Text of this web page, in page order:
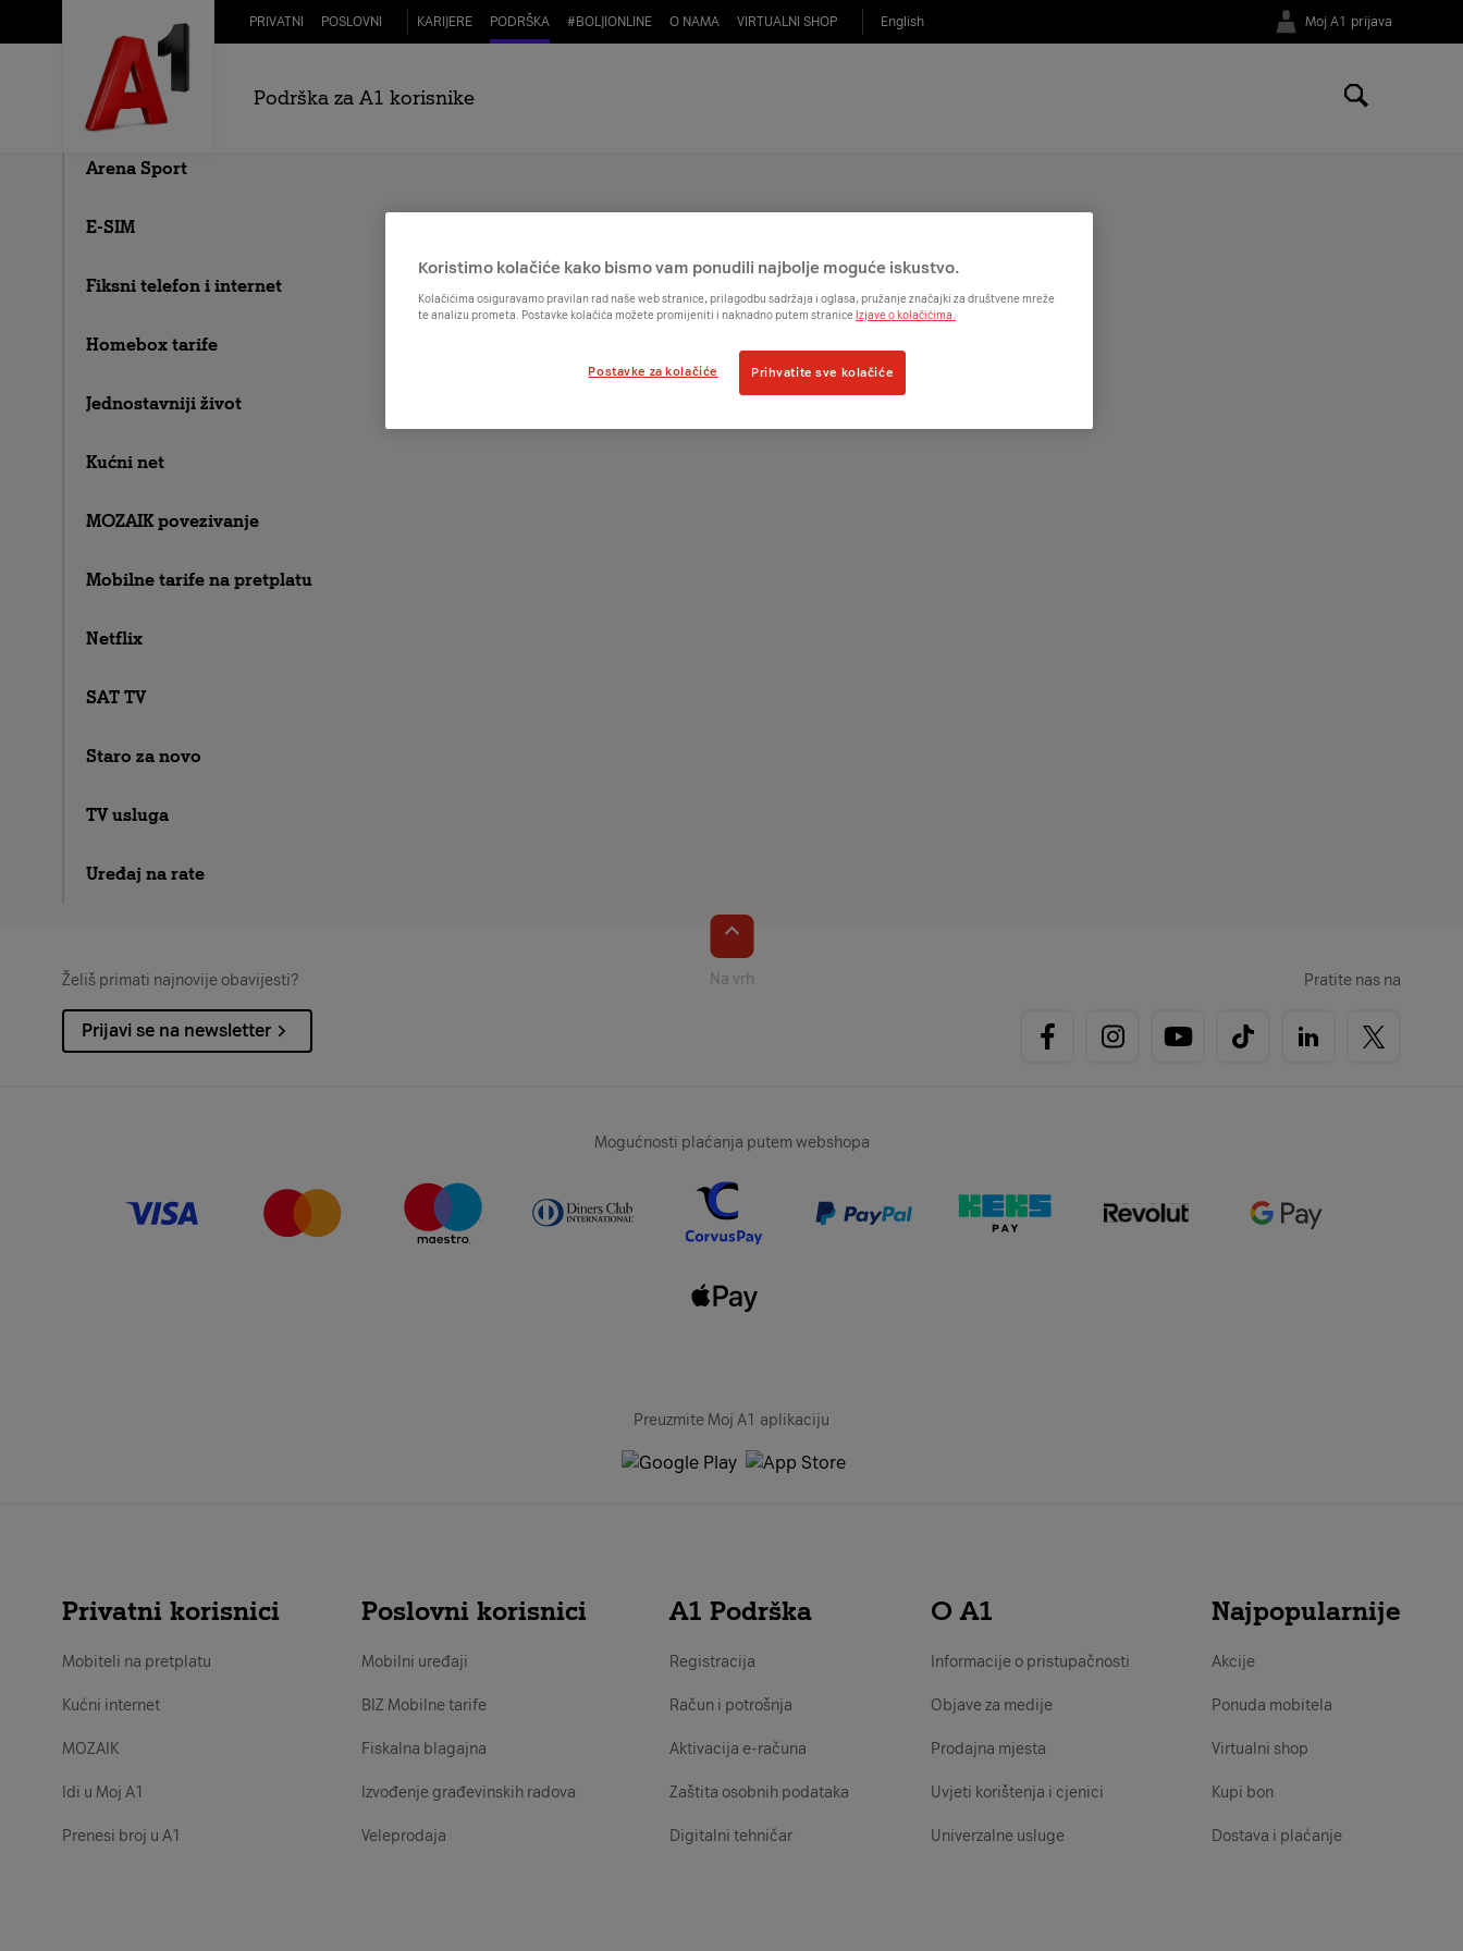
Skip to Main Content PRIVATNI POSLOVNI KARIJERE PODRŠKA # BOLJIONLINE O NAMA VIRTUALNI SHOP English Moj A1 prijava
Podrška za A1 korisnike
Što znači trenutna internetska veza?
5G vam omogućava gotovo trenutnu internetsku vezu, a to znači da je dizajnirana za stvaranje manje kašnjenja odgovora na vaš zahtjev.
A1 na bonove
Arena Sport
E-SIM
Fiksni telefon i internet
Homebox tarife
Jednostavniji život
Kućni net
MOZAIK povezivanje
Mobilne tarife na pretplatu
Netflix
SAT TV
Staro za novo
TV usluga
Uređaj na rate
Na vrh
Želiš primati najnovije obavijesti?
Prijavi se na newsletter
Pratite nas na
Mogućnosti plaćanja putem webshopa
Preuzmite Moj A1 aplikaciju
Privatni korisnici
Mobiteli na pretplatu
Kućni internet
MOZAIK
Idi u Moj A1
Prenesi broj u A1
Poslovni korisnici
Mobilni uređaji
BIZ Mobilne tarife
Fiskalna blagajna
Izvođenje građevinskih radova
Veleprodaja
A1 Podrška
Registracija
Račun i potrošnja
Aktivacija e-računa
Zaštita osobnih podataka
Digitalni tehničar
O A1
Informacije o pristupačnosti
Objave za medije
Prodajna mjesta
Uvjeti korištenja i cjenici
Univerzalne usluge
Najpopularnije
Akcije
Ponuda mobitela
Virtualni shop
Kupi bon
Dostava i plaćanje
Koristimo kolačiće kako bismo vam ponudili najbolje moguće iskustvo.
Kolačićima osiguravamo pravilan rad naše web stranice, prilagodbu sadržaja i oglasa, pružanje značajki za društvene mreže
te analizu prometa. Postavke kolačića možete promijeniti i naknadno putem stranice Izjave o kolačićima.
Postavke za kolačiće Prihvatite sve kolačiće